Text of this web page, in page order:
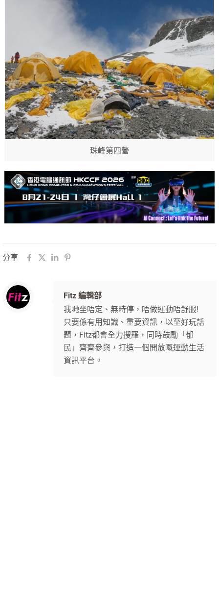
珠峰第四營
分享
Fitz 編輯部
我哋坐唔定、無時停，唔做運動唔舒服!
只要係有用知識、重要資訊，以至好玩話
題，Fitz都會全力搜羅，同時鼓勵「郁
民」齊齊參與，打造一個開放嘅運動生活
資訊平台。